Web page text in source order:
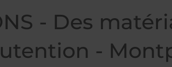
- Des
-